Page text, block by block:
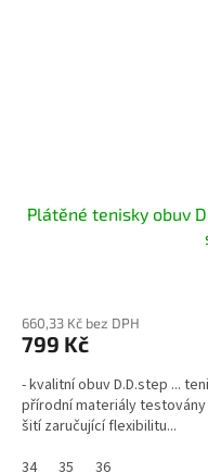
Plátěné tenisky obuv
660,33 Kč bez DPH
799 Kč
- kvalitní obuv D.D.step ...
přírodní materiály
šití zaručující flexibilitu...
34
35 36